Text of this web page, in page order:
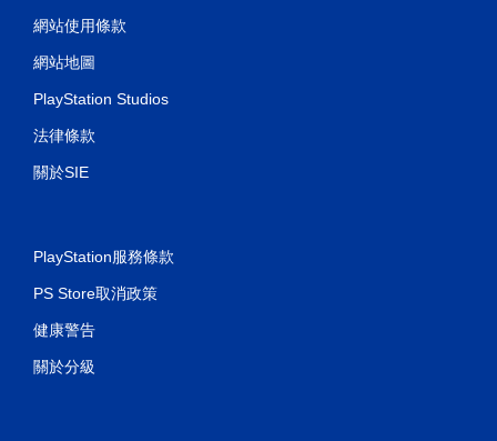
網站使用條款
網站地圖
PlayStation Studios
法律條款
關於SIE
PlayStation服務條款
PS Store取消政策
健康警告
關於分級